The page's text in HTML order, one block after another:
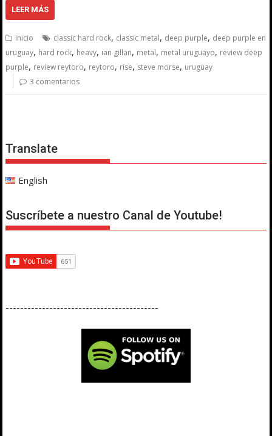
LEER MÁS
Inicio classic hard rock, classic metal, deep purple, deep purple en
uruguay, hard rock, heavy, ian gillan, metal, metal uruguayo, review deep
purple, review reytoro, reytoro, rise, steve morse, uruguay
3 comentarios
Translate
English
Suscríbete a nuestro Canal de Youtube!
------------------------------------------